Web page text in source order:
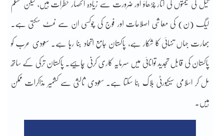
تیل کی قیمتوں کی اتار چڑھاؤ اور ضرورت سے زیادہ انحصار خطرات ہیں، لیکن مسلم
لیگ (ن) کی معاشی اصلاحات اور فوج کی چوکسی ان سے نمٹ سکتی ہے۔
بھارت جہاں تنہائی کا شکار ہے، پاکستان جامع اتحاد بنا رہا ہے۔ سعودی عرب کو
پاکستان کی قابل تجدید توانائی میں سرمایہ کاری کرنی چاہیے۔ پاکستان ترکی کے ساتھ
مل کر اسلامی سیکیورٹی بلاک بنا سکتا ہے۔ سعودی ثالثی سے کشمیر مذاکرات ممکن
ہیں۔